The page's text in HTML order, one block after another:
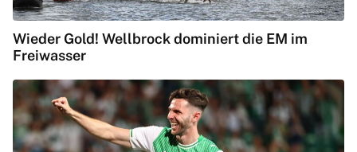
Wieder Gold! Wellbrock dominiert die EM im
Freiwasser